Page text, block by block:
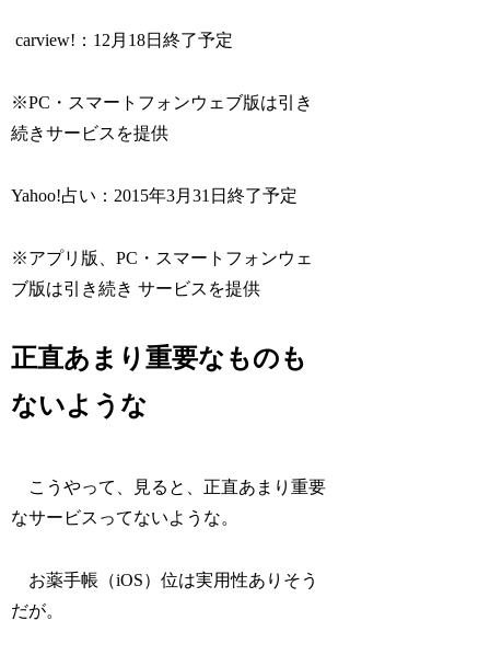
carview!：12月18日終了予定
※PC・スマートフォンウェブ版は引き
続きサービスを提供
Yahoo!占い：2015年3月31日終了予定
※アプリ版、PC・スマートフォンウェ
ブ版は引き続き サービスを提供
正直あまり重要なものも
ないような
こうやって、見ると、正直あまり重要
なサービスってないような。
お薬手帳（iOS）位は実用性ありそう
だが。